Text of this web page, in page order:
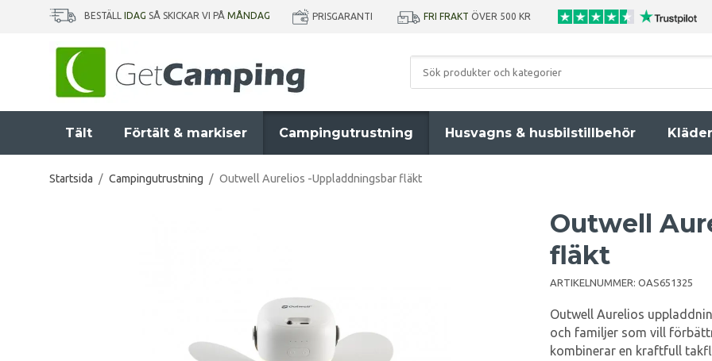
BESTÄLL IDAG SÅ SKICKAR VI PÅ MÅNDAG PRISGARANTI FRI FRAKT ÖVER 500 KR
Tält Förtält & markiser Campingutrustning Husvagns & husbilstillbehör Kläder
Startsida / Campingutrustning / Outwell Aurelios -Uppladdningsbar fläkt
Outwell
fläkt
ARTIKELNUMMER: OAS651325
Outwell Aurelios
och familjer som vill
kombinerar en kraftfull